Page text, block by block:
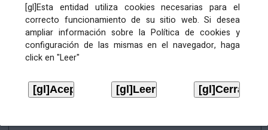
[gl]Esta entidad utiliza cookies necesarias para el
correcto funcionamiento de su sitio web. Si desea
ampliar información sobre la Política de cookies y
configuración de las mismas en el navegador, haga
click en "Leer"
Xunta de Goberno Local extraordinaria e urxente 01.08.2022
02/08/2022
Amosar
ACTIVIDADE CORPORATIVA. Xunta de Goberno Local do 30 de decembro
28/12/2020
Amosar
ACTIVIDADE CORPORATIVA. Extracto do Pleno ordinario de data 2.7.2020